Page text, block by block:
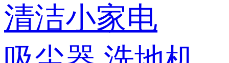
清洁小家电